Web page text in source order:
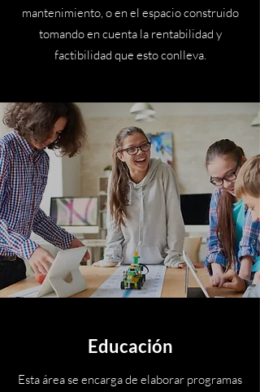
mantenimiento, o en el espacio construido
tomando en cuenta la rentabilidad y
factibilidad que esto conlleva.
Educación
Esta área se encarga de elaborar programas